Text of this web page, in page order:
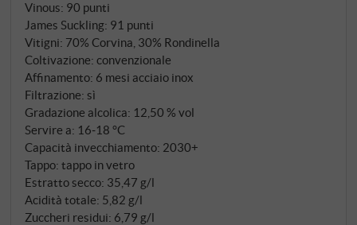
Vinous: 90 punti
James Suckling: 91 punti
Vitigni: 70% Corvina, 30% Rondinella
Coltivazione: convenzionale
Affinamento: 6 mesi acciaio inox
Filtrazione: sì
Gradazione alcolica: 12,50 % vol
Servire a: 16‑18 °C
Capacità invecchiamento: 2030+
Tappo: tappo in vetro
Estratto secco: 35,47 g/l
Acidità totale: 5,82 g/l
Zuccheri residui: 6,79 g/l